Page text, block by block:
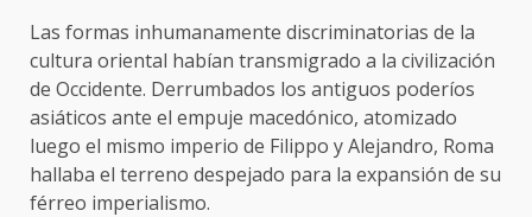
Las formas inhumanamente discriminatorias de la
cultura oriental habían transmigrado a la civilización
de Occidente. Derrumbados los antiguos poderíos
asiáticos ante el empuje macedónico, atomizado
luego el mismo imperio de Filippo y Alejandro, Roma
hallaba el terreno despejado para la expansión de su
férreo imperialismo.